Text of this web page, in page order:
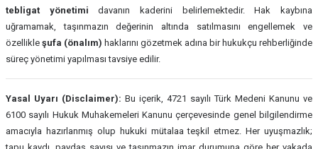
tebligat yönetimi davanın kaderini belirlemektedir. Hak kaybına
uğramamak, taşınmazın değerinin altında satılmasını engellemek ve
özellikle şufa (önalım) haklarını gözetmek adına bir hukukçu rehberliğinde
süreç yönetimi yapılması tavsiye edilir.
Yasal Uyarı (Disclaimer): Bu içerik, 4721 sayılı Türk Medeni Kanunu ve
6100 sayılı Hukuk Muhakemeleri Kanunu çerçevesinde genel bilgilendirme
amacıyla hazırlanmış olup hukuki mütalaa teşkil etmez. Her uyuşmazlık;